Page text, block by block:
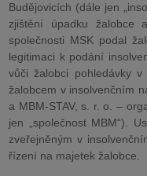
Budějovicích (dále jen
zjištění úpadku žalobce
společnosti MSK podal
legitimaci k podání
vůči žalobci pohledávky
žalobcem v insolvenčním
a MBM-STAV, s. r. o. –
jen „společnost MBM“).
zveřejněným v
řízení na majetek žalobce.